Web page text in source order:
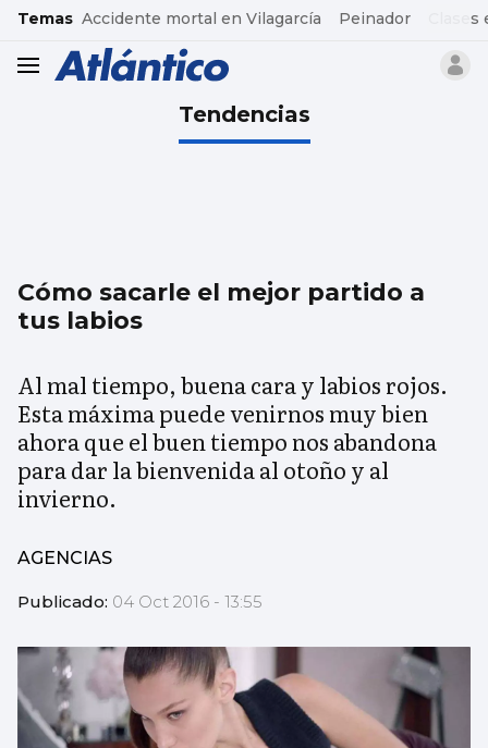
common.go-to-content
Temas Accidente mortal en Vilagarcía Peinador
header.menu.open
Tendencias
Cómo sacarle el mejor partido a
tus labios
Al mal tiempo, buena cara y labios rojos.
Esta máxima puede venirnos muy bien
ahora que el buen tiempo nos abandona
para dar la bienvenida al otoño y al
invierno.
AGENCIAS
Publicado: 04 Oct 2016 - 13:55